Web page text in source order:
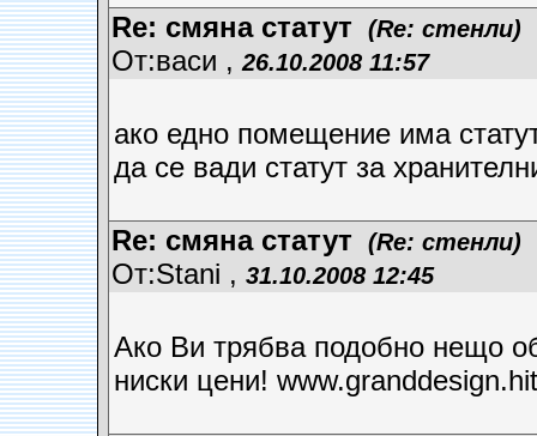
Re: смяна статут (Re: стенли)
От:васи , 26.10.2008 11:57
ако едно помещение има
да се вади статут за
Re: смяна статут (Re: стенли)
От:Stani , 31.10.2008 12:45
Ако Ви трябва подобно нещо
ниски цени!